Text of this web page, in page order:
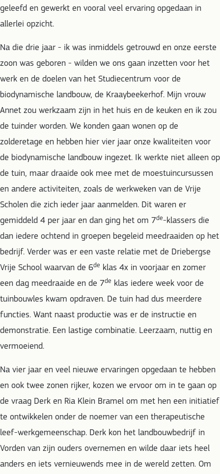
geleefd en gewerkt en vooral veel ervaring opgedaan in
allerlei opzicht.
Na die drie jaar - ik was inmiddels getrouwd en onze eerste
zoon was geboren - wilden we ons gaan inzetten voor het
werk en de doelen van het Studiecentrum voor de
biodynamische landbouw, de Kraaybeekerhof. Mijn vrouw
Annet zou werkzaam zijn in het huis en de keuken en ik zou
de tuinder worden. We konden gaan wonen op de
zolderetage en hebben hier vier jaar onze kwaliteiten voor
de biodynamische landbouw ingezet. Ik werkte niet alleen op
de tuin, maar draaide ook mee met de moestuincursussen
en andere activiteiten, zoals de werkweken van de Vrije
Scholen die zich ieder jaar aanmelden. Dit waren er
gemiddeld 4 per jaar en dan ging het om 7de-klassers die
dan iedere ochtend in groepen begeleid meedraaiden op het
bedrijf. Verder was er een vaste relatie met de Driebergse
Vrije School waarvan de 6de klas 4x in voorjaar en zomer
een dag meedraaide en de 7de klas iedere week voor de
tuinbouwles kwam opdraven. De tuin had dus meerdere
functies. Want naast productie was er de instructie en
demonstratie. Een lastige combinatie. Leerzaam, nuttig en
vermoeiend.
Na vier jaar en veel nieuwe ervaringen opgedaan te hebben
en ook twee zonen rijker, kozen we ervoor om in te gaan op
de vraag Derk en Ria Klein Bramel om met hen een initiatief
te ontwikkelen onder de noemer van een therapeutische
leef-werkgemeenschap. Derk kon het landbouwbedrijf in
Vorden van zijn ouders overnemen en wilde daar iets heel
anders en iets vernieuwends mee in de wereld zetten. Om